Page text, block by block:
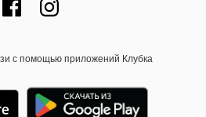
с помощью приложений Клубка